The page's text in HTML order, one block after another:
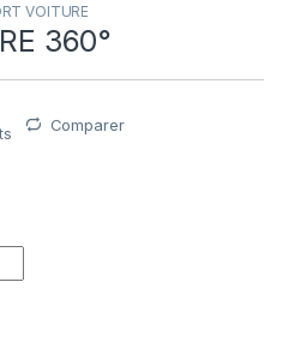
VOITURE
360°
Comparer